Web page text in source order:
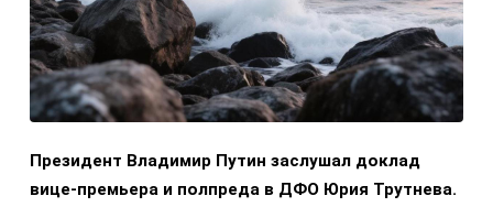
Президент Владимир Путин заслушал доклад
вице-премьера и полпреда в ДФО Юрия Трутнева.